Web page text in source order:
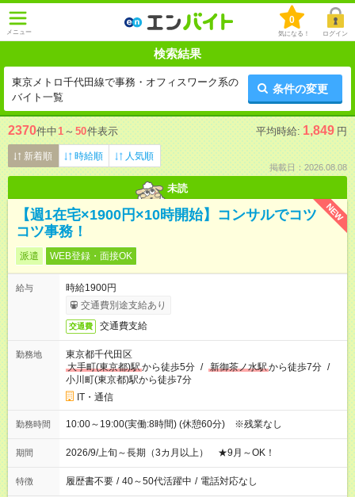
メニュー
0
気になる！ ログイン
検索結果
東京メトロ千代田線で事務・オフィスワーク系の
バイト一覧
条件の変更
2370件中1 ～ 50件表示 平均時給: 1,849 円
新着順 時給順 人気順
掲載日：2026.08.08
未読
NEW
【週1在宅×1900円×10時開始】コンサルでコツ
コツ事務！
派遣 WEB登録・面接OK
給与
時給1900円
交通費別途支給あり
交通費 交通費支給
勤務地
東京都千代田区
大手町(東京都)駅から徒歩5分 / 新御茶ノ水駅から徒歩7分 /
小川町(東京都)駅から徒歩7分
IT・通信
勤務時間 10:00～19:00(実働:8時間) (休憩60分) ※残業なし
期間 2026/9/上旬～長期（3カ月以上） ★9月～OK！
特徴 履歴書不要 / 40～50代活躍中 / 電話対応なし